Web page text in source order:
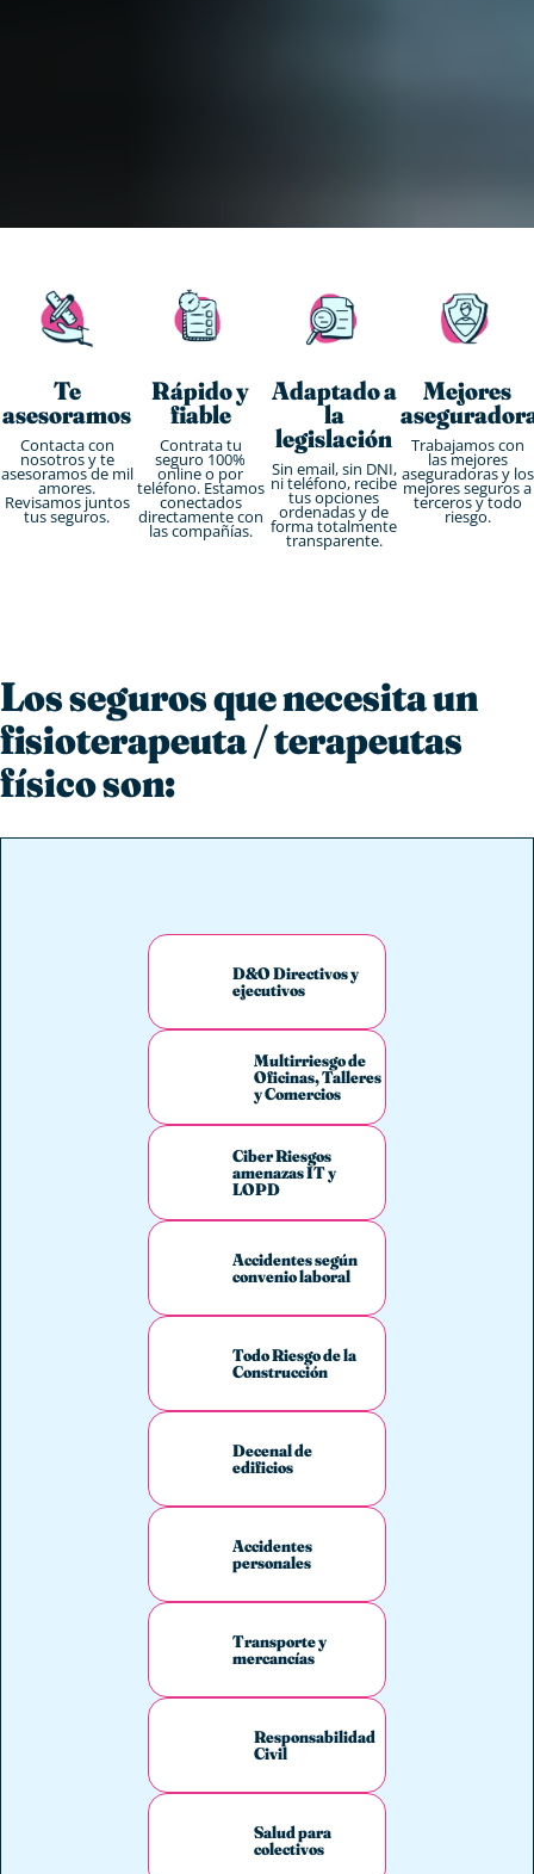
Te
asesoramos
Contacta con
nosotros y te
asesoramos de mil
amores.
Revisamos juntos
tus seguros.
Rápido y
fiable
Contrata tu
seguro 100%
online o por
teléfono. Estamos
conectados
directamente con
las compañías.
Adaptado a
la
legislación
Sin email, sin DNI,
ni teléfono, recibe
tus opciones
ordenadas y de
forma totalmente
transparente.
Mejores
Trabajamos con
las mejores
aseguradoras y los
mejores seguros a
terceros y todo
riesgo.
Los seguros que necesita un
fisioterapeuta / terapeutas
físico son:
D&O Directivos y
ejecutivos
Multirriesgo de
Oficinas, Talleres
y Comercios
Ciber Riesgos
amenazas IT y
LOPD
Accidentes según
convenio laboral
Todo Riesgo de la
Construcción
Decenal de
edificios
Accidentes
personales
Transporte y
mercancías
Responsabilidad
Civil
Salud para
colectivos